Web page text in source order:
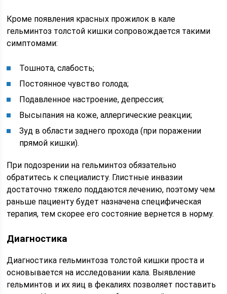
Кроме появления красных прожилок в кале
гельминтоз толстой кишки сопровождается такими
симптомами:
Тошнота, слабость;
Постоянное чувство голода;
Подавленное настроение, депрессия;
Высыпания на коже, аллергические реакции;
Зуд в области заднего прохода (при поражении
прямой кишки).
При подозрении на гельминтоз обязательно
обратитесь к специалисту. Глистные инвазии
достаточно тяжело поддаются лечению, поэтому чем
раньше пациенту будет назначена специфическая
терапия, тем скорее его состояние вернется в норму.
Диагностика
Диагностика гельминтоза толстой кишки проста и
основывается на исследовании кала. Выявление
гельминтов и их яиц в фекалиях позволяет поставить